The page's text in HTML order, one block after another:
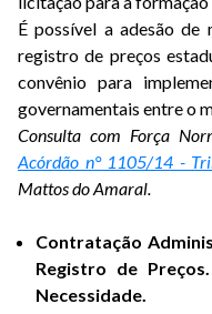
É possível a adesão de
registro de preços
convênio para
governamentais entre o
Consulta com Força
Acórdão n° 1105/14 -
Mattos do Amaral.
Contratação
Registro de
Necessidade.